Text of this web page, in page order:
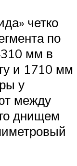
четко
по
мм в
и 1710 мм
у
между
днищем